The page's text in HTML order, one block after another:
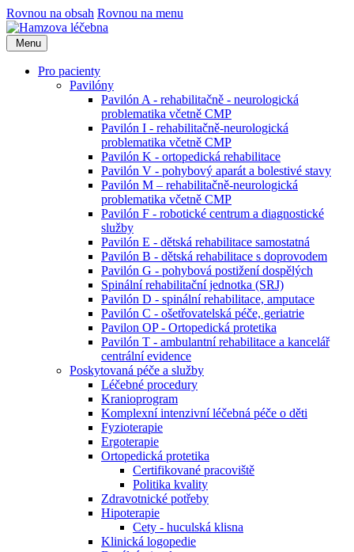
Rovnou na obsah Rovnou na menu
Menu
Pro pacienty
Pavilóny
Pavilón A - rehabilitačně - neurologická
problematika včetně CMP
Pavilón I - rehabilitačně-neurologická
problematika včetně CMP
Pavilón K - ortopedická rehabilitace
Pavilón V - pohybový aparát a bolestivé stavy
Pavilón M – rehabilitačně-neurologická
problematika včetně CMP
Pavilón F - robotické centrum a diagnostické
služby
Pavilón E - dětská rehabilitace samostatná
Pavilón B - dětská rehabilitace s doprovodem
Pavilón G - pohybová postižení dospělých
Spinální rehabilitační jednotka (SRJ)
Pavilón D - spinální rehabilitace, amputace
Pavilón C - ošetřovatelská péče, geriatrie
Pavilon OP - Ortopedická protetika
Pavilón T - ambulantní rehabilitace a kancelář
centrální evidence
Poskytovaná péče a služby
Léčebné procedury
Kranioprogram
Komplexní intenzivní léčebná péče o děti
Fyzioterapie
Ergoterapie
Ortopedická protetika
Certifikované pracoviště
Politika kvality
Zdravotnické potřeby
Hipoterapie
Cety - huculská klisna
Klinická logopedie